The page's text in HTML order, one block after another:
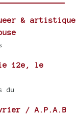
& artistique
12e, le
du
/ A.P.A.B